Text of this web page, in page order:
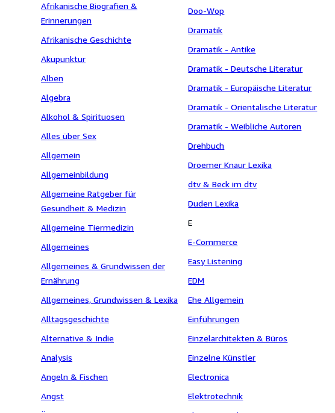
Afrikanische Biografien &
Erinnerungen
Afrikanische Geschichte
Akupunktur
Alben
Algebra
Alkohol & Spirituosen
Alles über Sex
Allgemein
Allgemeinbildung
Allgemeine Ratgeber für
Gesundheit & Medizin
Allgemeine Tiermedizin
Allgemeines
Allgemeines & Grundwissen der
Ernährung
Allgemeines, Grundwissen & Lexika
Alltagsgeschichte
Alternative & Indie
Analysis
Angeln & Fischen
Angst
Doo-Wop
Dramatik
Dramatik - Antike
Dramatik - Deutsche Literatur
Dramatik - Europäische Literatur
Dramatik - Orientalische Literatur
Dramatik - Weibliche Autoren
Drehbuch
Droemer Knaur Lexika
dtv & Beck im dtv
Duden Lexika
E
E-Commerce
Easy Listening
EDM
Ehe Allgemein
Einführungen
Einzelarchitekten & Büros
Einzelne Künstler
Electronica
Elektrotechnik